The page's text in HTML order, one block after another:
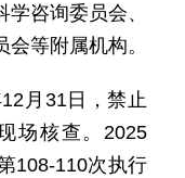
咨询委员会、
等附属机构。
月31日，禁止
场核查。2025
108-110次执行